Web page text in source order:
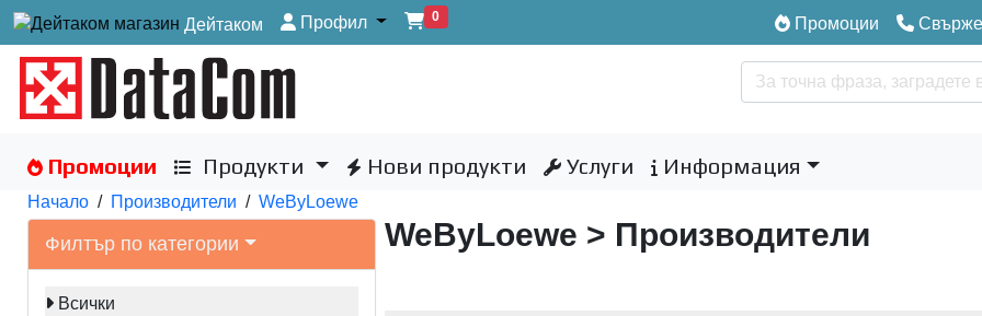
Дейтаком Профил 0 Промоции
Промоции Продукти Нови продукти Услуги Информация
Начало / Производители / WeByLoewe
Филтър по категории
Всички
WeByLoewe > Производители